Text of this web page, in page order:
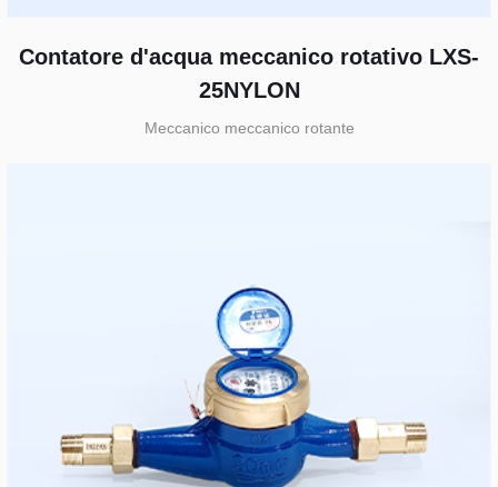
Contatore d'acqua meccanico rotativo LXS-
25NYLON
Meccanico meccanico rotante